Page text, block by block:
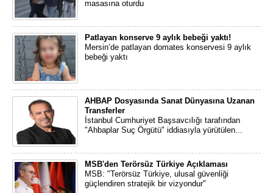
masasına oturdu
Patlayan konserve 9 aylık bebeği yaktı!
Mersin’de patlayan domates konservesi 9 aylık
bebeği yaktı
AHBAP Dosyasında Sanat Dünyasına Uzanan
Transferler
İstanbul Cumhuriyet Başsavcılığı tarafından
"Ahbaplar Suç Örgütü" iddiasıyla yürütülen...
MSB'den Terörsüz Türkiye Açıklaması
MSB: "Terörsüz Türkiye, ulusal güvenliği
güçlendiren stratejik bir vizyondur"